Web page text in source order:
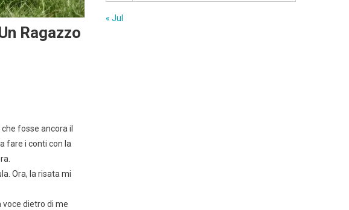
Ragazzo
fosse ancora il
fare i conti con la
Ora, la risata mi
dietro di me
« Jul